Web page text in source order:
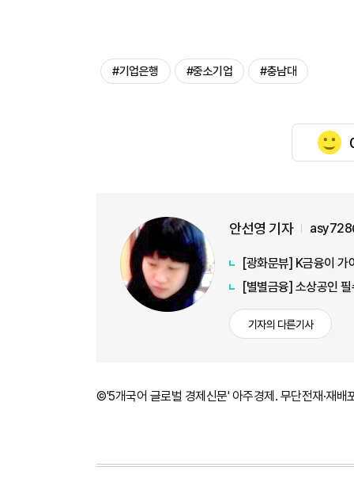
#기업은행 #중소기업 #충남대
안선영 기자
[광화문뷰] K금융이 가
[별별금융] 소상공인
기자의 다른기사
©'5개국어 글로벌 경제신문' 아주경제. 무단전재·재배